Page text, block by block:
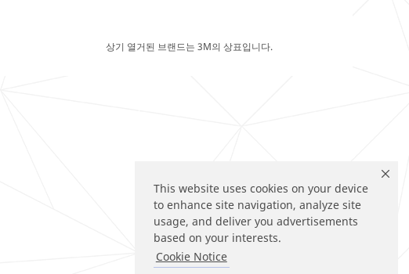
This website uses cookies on your device
to enhance site navigation, analyze site
usage, and deliver you advertisements
based on your interests.
Cookie Notice
상기 열거된 브랜드는 3M의 상표입니다.